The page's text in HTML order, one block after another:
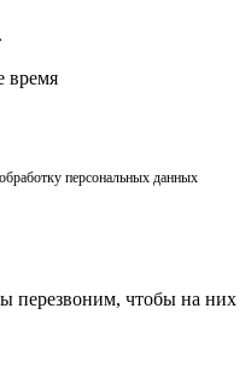
время
персональных данных
перезвоним, чтобы на них